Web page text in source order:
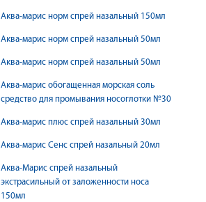
Аква-марис норм спрей назальный 150мл
Аква-марис норм спрей назальный 50мл
Аква-марис норм спрей назальный 50мл
Аква-марис обогащенная морская соль
средство для промывания носоглотки №30
Аква-марис плюс спрей назальный 30мл
Аква-марис Сенс спрей назальный 20мл
Аква-Марис спрей назальный
экстрасильный от заложенности носа
150мл